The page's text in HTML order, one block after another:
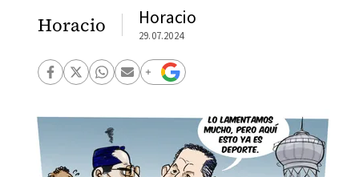
Horacio Horacio
29.07.2024